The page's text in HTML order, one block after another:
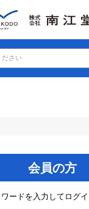
ださい
会員の方
ードを入力してログイ